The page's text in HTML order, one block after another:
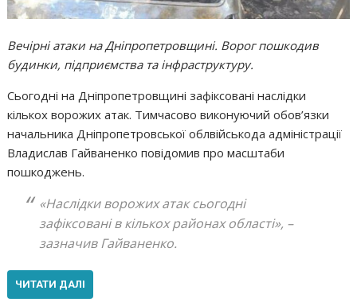
Вечірні атаки на Дніпропетровщині. Ворог пошкодив
будинки, підприємства та інфраструктуру.
Сьогодні на Дніпропетровщині зафіксовані наслідки
кількох ворожих атак. Тимчасово виконуючий обов’язки
начальника Дніпропетровської облвійськода адміністрації
Владислав Гайваненко повідомив про масштаби
пошкоджень.
«Наслідки ворожих атак сьогодні
зафіксовані в кількох районах області», –
зазначив Гайваненко.
ЧИТАТИ ДАЛІ